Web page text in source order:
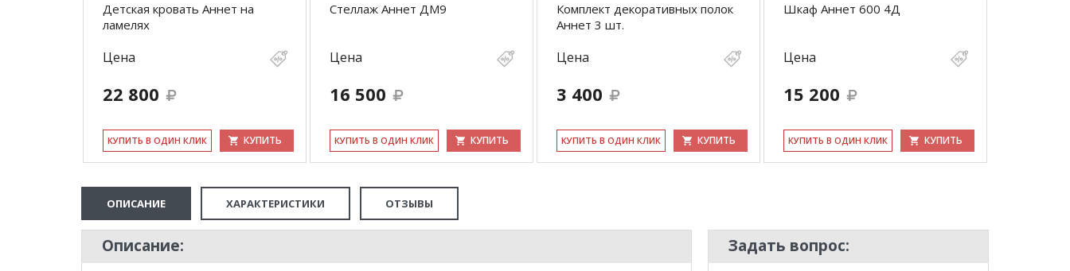
Детская кровать Аннет на
ламелях
Цена
22 800
КУ­ПИТЬ В ОДИН КЛИК КУПИТЬ
Стеллаж Аннет ДМ9
Цена
16 500
КУ­ПИТЬ В ОДИН КЛИК КУПИТЬ
Комплект декоративных полок
Аннет 3 шт.
Цена
3 400
КУ­ПИТЬ В ОДИН КЛИК КУПИТЬ
Шкаф Аннет 600 4Д
Цена
15 200
КУ­ПИТЬ В ОДИН КЛИК КУПИТЬ
ОПИСАНИЕ ХАРАКТЕРИСТИКИ ОТЗЫВЫ
Описание: Задать вопрос: